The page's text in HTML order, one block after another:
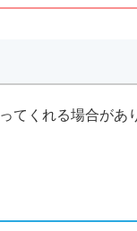
てくれる場合があ